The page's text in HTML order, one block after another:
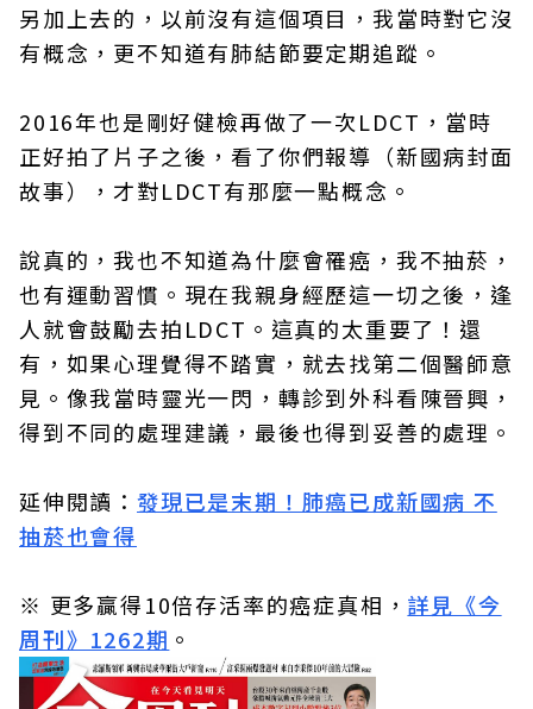
另加上去的，以前沒有這個項目，我當時對它沒
有概念，更不知道有肺結節要定期追蹤。
2016年也是剛好健檢再做了一次LDCT，當時
正好拍了片子之後，看了你們報導（新國病封面
故事），才對LDCT有那麼一點概念。
說真的，我也不知道為什麼會罹癌，我不抽菸，
也有運動習慣。現在我親身經歷這一切之後，逢
人就會鼓勵去拍LDCT。這真的太重要了！還
有，如果心理覺得不踏實，就去找第二個醫師意
見。像我當時靈光一閃，轉診到外科看陳晉興，
得到不同的處理建議，最後也得到妥善的處理。
延伸閱讀： 發現已是末期！肺癌已成新國病 不
抽菸也會得
※ 更多贏得10倍存活率的癌症真相， 詳見《今
周刊》1262期 。